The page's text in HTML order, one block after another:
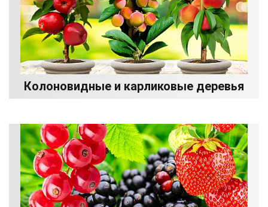
Колоновидные и карликовые деревья